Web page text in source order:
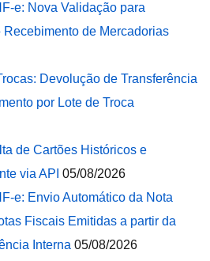
e: Nova Validação para
de Mercadorias
Devolução de Transferência
por Lote de Troca
de Cartões Históricos e
via API 05/08/2026
e: Envio Automático da Nota
Fiscais Emitidas a partir da
Interna 05/08/2026